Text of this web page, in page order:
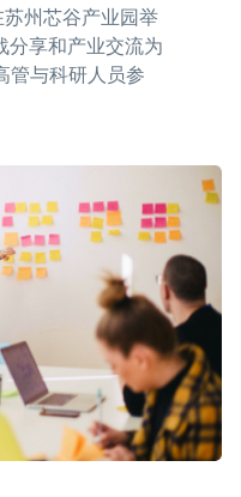
州芯谷产业园举
分享和产业交流为
管与科研人员参